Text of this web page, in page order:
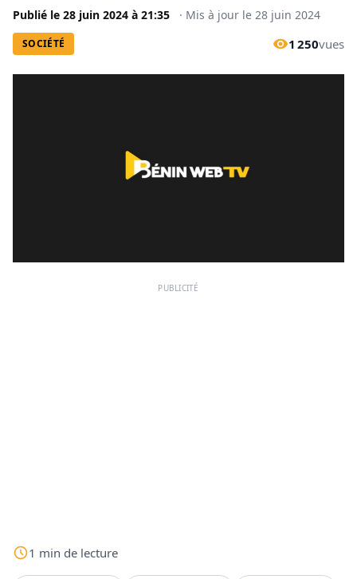
Publié le 28 juin 2024 à 21:35 · Mis à jour le 28 juin 2024
SOCIÉTÉ 1 250vues
PUBLICITÉ
1 min de lecture